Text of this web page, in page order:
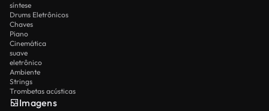
síntese
Drums Eletrônicos
Chaves
Piano
Cinemática
suave
eletrônico
Ambiente
Strings
Trombetas acústicas
Imagens